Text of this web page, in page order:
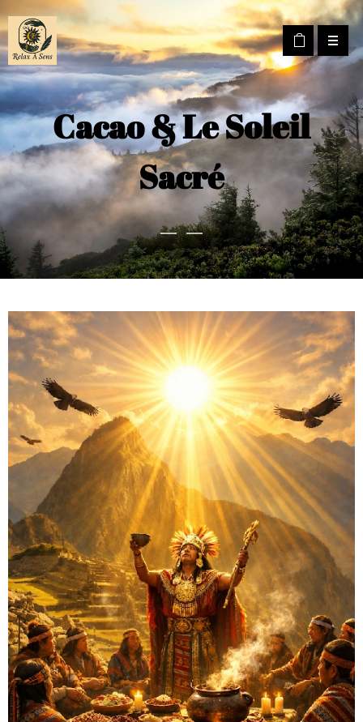
Cacao & Le Soleil
Sacré